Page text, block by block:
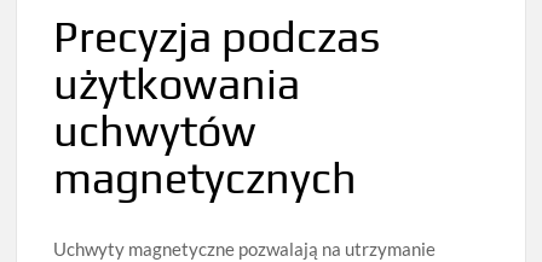
Precyzja podczas
użytkowania
uchwytów
magnetycznych
Uchwyty magnetyczne pozwalają na utrzymanie